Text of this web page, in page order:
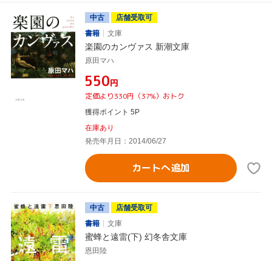
中古
店舗受取可
書籍
文庫
楽園のカンヴァス 新潮文庫
原田マハ
¥550円
定価より330円（37%）おトク
獲得ポイント 5P
在庫あり
発売年月日：2014/06/27
カートへ追加
中古
店舗受取可
書籍
文庫
蜜蜂と遠雷(下) 幻冬舎文庫
恩田陸